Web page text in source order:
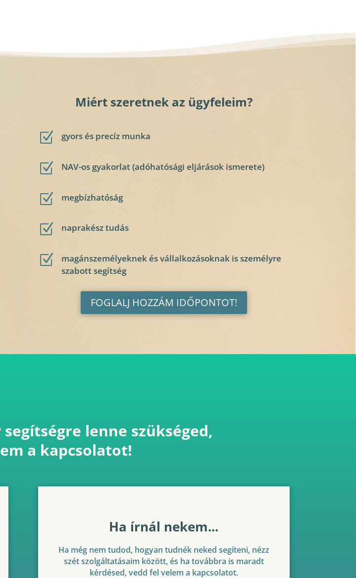
Miért szeretnek az ügyfeleim?
Z gyors és precíz munka
Z NAV-os gyakorlat (adóhatósági eljárások ismerete)
Z megbízhatóság
Z naprakész tudás
Z
magánszemélyeknek és vállalkozásoknak is személyre
szabott segítség
FOGLALJ HOZZÁM IDŐPONTOT!
lenne szükséged,
a kapcsolatot!
Ha írnál nekem...
Ha még nem tudod, hogyan tudnék neked segíteni, nézz
szét szolgáltatásaim között, és ha továbbra is maradt
kérdésed, vedd fel velem a kapcsolatot.